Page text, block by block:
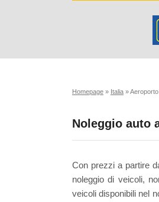
Homepage » Italia »
Noleggio auto
Con prezzi a partire
noleggio di veicoli,
veicoli disponibili nel